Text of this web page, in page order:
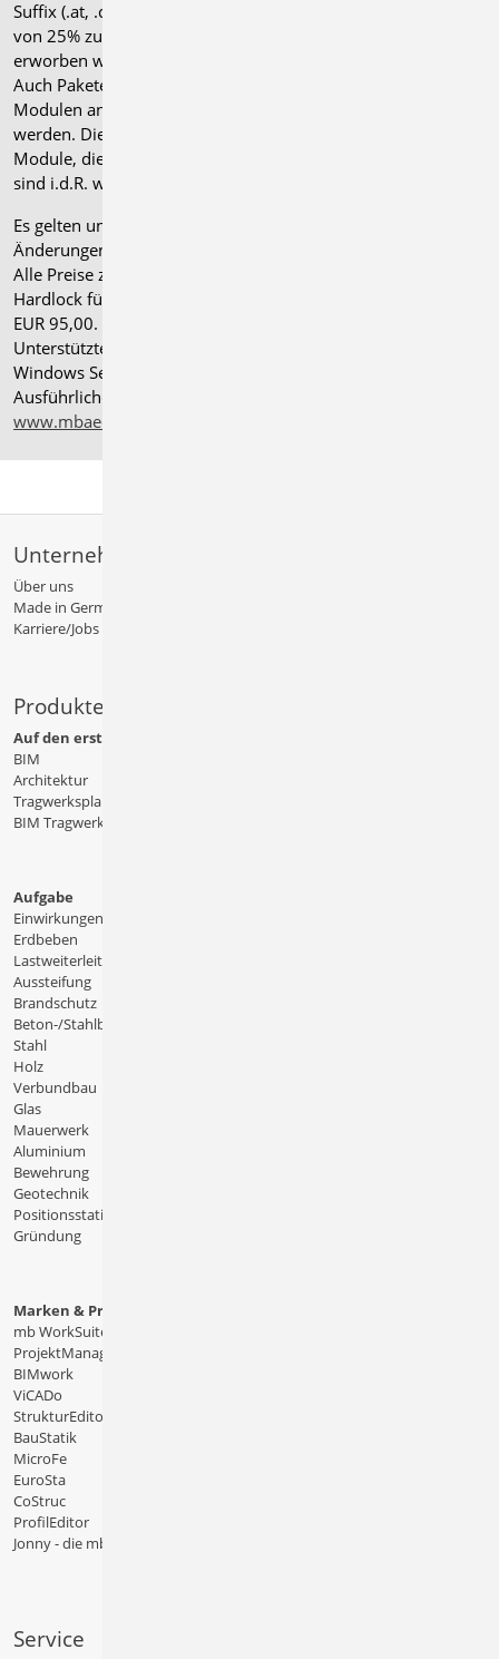
Suffix (.at, .ch, .it bzw. .uk) und können gegen einen Aufpreis
von 25% zusammen mit dem jeweiligen ".de"-Modul
erworben werden.
Auch Pakete können gegen einen Aufpreis von 25% mit
Modulen anderer Normen (.at, .ch, .it bzw. .uk) erweitert
werden. Die Paketerweiterung umfasst alle entsprechenden
Module, die zum Zeitpunkt des Kaufs verfügbar sind. Das
sind i.d.R. weniger Module als nach deutscher Norm.
Es gelten unsere
Änderungen und Irrtümer vorbehalten.
Alle Preise zzgl. Versandkosten und gesetzlicher MwSt.
Hardlock für Einzelplatzlizenz, je Arbeitsplatz erforderlich
EUR 95,00. Folgelizenz-/Netzwerkbedingungen auf Anfrage.
Unterstützte Betriebssysteme: Windows
Windows Server 2025 mit Windows Terminal Server.
Ausführliche Informationen auf
www.mbaec.de/service/systemvoraussetzungen
Unternehmen
Über uns
Made in Germany
Karriere/Jobs
Produkte
Auf den ersten Blick
BIM
Architektur
Tragwerksplanung
BIM Tragwerksplanung
Aufgabe
Einwirkungen
Erdbeben
Lastweiterleitung
Aussteifung
Brandschutz
Beton-/Stahlbeton
Stahl
Holz
Verbundbau
Glas
Mauerwerk
Aluminium
Bewehrung
Geotechnik
Positionsstatik
Gründung
Marken & Produkte
mb WorkSuite
ProjektManager
BIMwork
ViCADo
StrukturEditor
BauStatik
MicroFe
EuroSta
CoStruc
ProfilEditor
Jonny - die mb-App
Service